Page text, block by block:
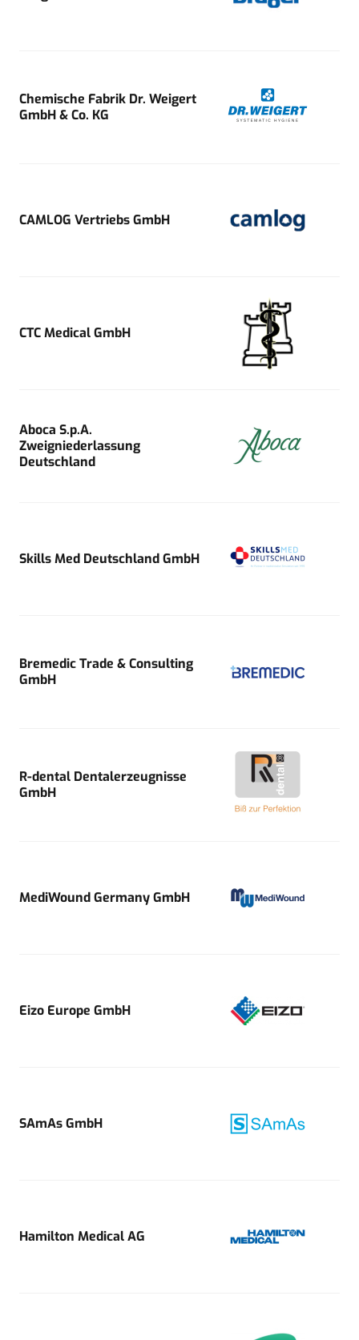
Chemische Fabrik Dr. Weigert
GmbH & Co. KG
CAMLOG Vertriebs GmbH
CTC Medical GmbH
Aboca S.p.A.
Zweigniederlassung
Deutschland
Skills Med Deutschland GmbH
Bremedic Trade & Consulting
GmbH
R-dental Dentalerzeugnisse
GmbH
MediWound Germany GmbH
Eizo Europe GmbH
SAmAs GmbH
Hamilton Medical AG